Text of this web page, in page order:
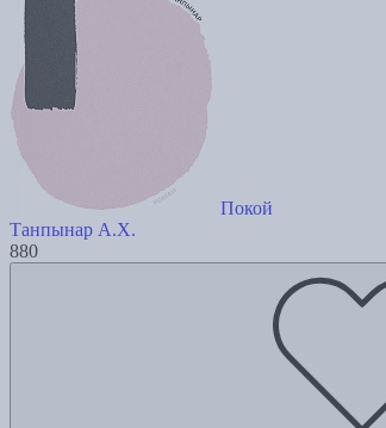
Покой
Танпынар А.Х.
880